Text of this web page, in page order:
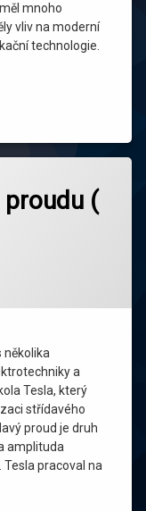
mnoho
vliv na moderní
technologie.
– 1943 )
(
několika
a
Tesla, který
střídavého
proud je druh
amplituda
pracoval na